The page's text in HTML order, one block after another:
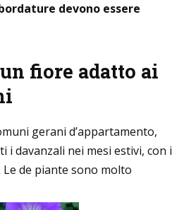
devono essere
fiore adatto ai
gerani d’appartamento,
davanzali nei mesi estivi, con i
de piante sono molto